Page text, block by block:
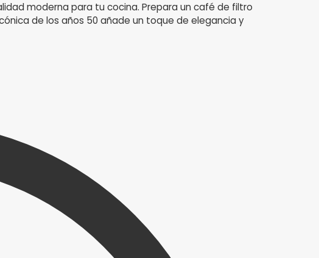
moderna para tu cocina. Prepara un café de filtro
de los años 50 añade un toque de elegancia y